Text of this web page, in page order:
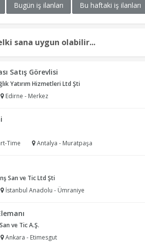
Bugün iş ilanları Bu haftaki iş ilanları
sana uygun olabilir...
Satış Görevlisi
Yatırım Hizmetleri Ltd Şti
Edirne - Merkez
Time
Antalya - Muratpaşa
San ve Tic Ltd Şti
İstanbul Anadolu - Ümraniye
ve Tic A.Ş.
Ankara - Etimesgut